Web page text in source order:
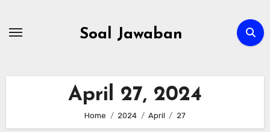
Soal Jawaban
April 27, 2024
Home 2024 April 27